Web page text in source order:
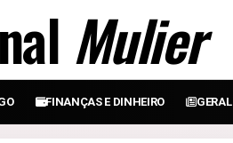
Mulier
FINANÇAS E DINHEIRO GERAL